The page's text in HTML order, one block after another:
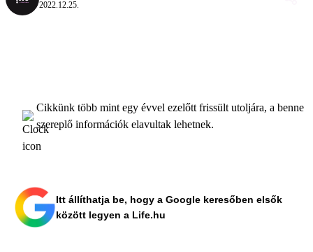
2022.12.25.
Cikkünk több mint egy évvel ezelőtt frissült utoljára, a benne
szereplő információk elavultak lehetnek.
Itt állíthatja be, hogy a Google keresőben elsők
között legyen a Life.hu